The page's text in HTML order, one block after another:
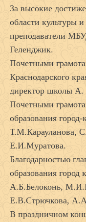
За высокие
области культуры
преподаватели
Геленджик.
Почетными
Краснодарского
директор школы
Почетными
образования
Т.М.Карауланова,
Е.И.Муратова.
Благодарностью
образования город
А.Б.Белоконь,
Е.В.Стрючкова,
В праздничном